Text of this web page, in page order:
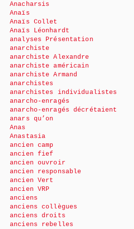
Anacharsis
Anaïs
Anaïs Collet
Anaïs Léonhardt
analyses Présentation
anarchiste
anarchiste Alexandre
anarchiste américain
anarchiste Armand
anarchistes
anarchistes individualistes
anarcho-enragés
anarcho-enragés décrétaient
anars qu’on
Anas
Anastasia
ancien camp
ancien fief
ancien ouvroir
ancien responsable
ancien Vert
ancien VRP
anciens
anciens collègues
anciens droits
anciens rebelles